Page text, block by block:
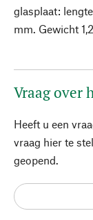
glasplaat:
mm. Gewicht
Vraag over
Heeft u een
vraag hier te
geopend.